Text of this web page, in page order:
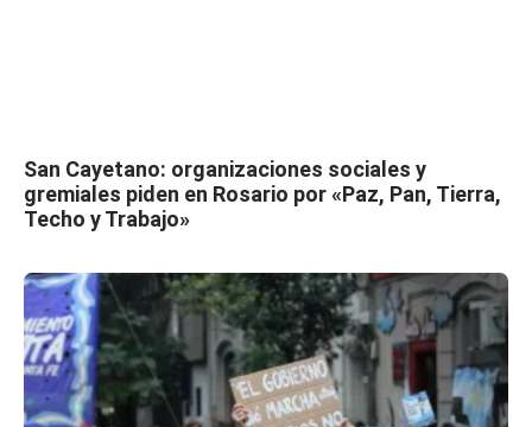
San Cayetano: organizaciones sociales y
gremiales piden en Rosario por «Paz, Pan, Tierra,
Techo y Trabajo»